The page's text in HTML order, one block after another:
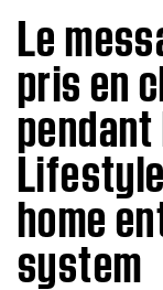
Le
pris en
pendant
home
system